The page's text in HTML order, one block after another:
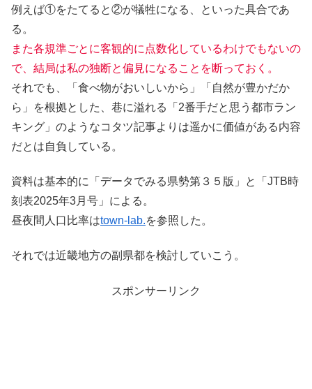
例えば①をたてると②が犠牲になる、といった具合であ
る。
また各規準ごとに客観的に点数化しているわけでもないの
で、結局は私の独断と偏見になることを断っておく。
それでも、「食べ物がおいしいから」「自然が豊かだか
ら」を根拠とした、巷に溢れる「2番手だと思う都市ラン
キング」のようなコタツ記事よりは遥かに価値がある内容
だとは自負している。
資料は基本的に「データでみる県勢第３５版」と「JTB時
刻表2025年3月号」による。
昼夜間人口比率はtown-lab.を参照した。
それでは近畿地方の副県都を検討していこう。
スポンサーリンク